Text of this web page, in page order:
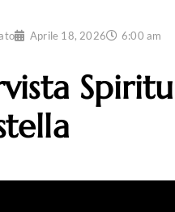
Aprile 18, 2026 6:00 am